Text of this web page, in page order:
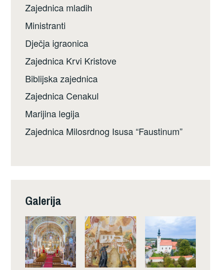
Zajednica mladih
Ministranti
Dječja igraonica
Zajednica Krvi Kristove
Biblijska zajednica
Zajednica Cenakul
Marijina legija
Zajednica Milosrdnog Isusa “Faustinum”
Galerija